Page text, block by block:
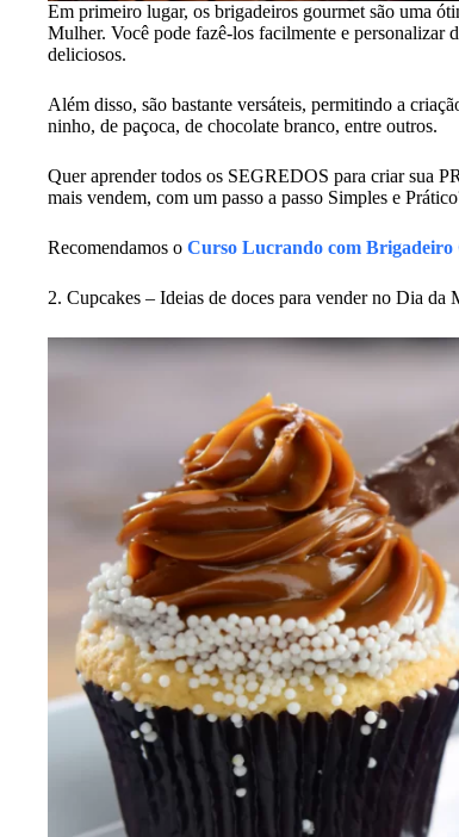
Em primeiro lugar, os brigadeiros gourmet são uma
Mulher. Você pode fazê-los facilmente e personalizar
deliciosos.
Além disso, são bastante versáteis, permitindo a
ninho, de paçoca, de chocolate branco, entre outros.
Quer aprender todos os SEGREDOS para criar sua
mais vendem, com um passo a passo Simples e
Recomendamos o Curso Lucrando com Brigadeiro
2. Cupcakes – Ideias de doces para vender no Dia da